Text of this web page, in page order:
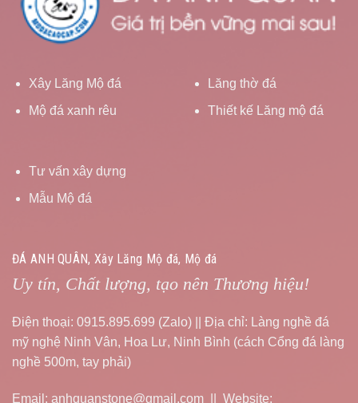
Xây Lăng Mộ đá
Mộ đá xanh rêu
Lăng thờ đá
Thiết kế Lăng mộ đá
Tư vấn xây dựng
Mẫu Mộ đá
ĐÁ ANH QUÂN, Xây Lăng Mộ đá, Mộ đá
Uy tín, Chất lượng, tạo nên Thương hiệu!
Điện thoại: 0915.895.699 (Zalo) || Địa chỉ: Làng nghề đá
mỹ nghệ Ninh Vân, Hoa Lư, Ninh Bình (cách Cổng đá làng
nghề 500m, tay phải)
Email: anhquanstone@gmail.com || Website: